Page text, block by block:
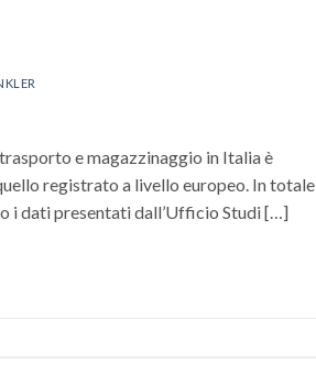
e magazzinaggio in Italia è
registrato a livello europeo. In totale
i dati presentati dall’Ufficio Studi […]